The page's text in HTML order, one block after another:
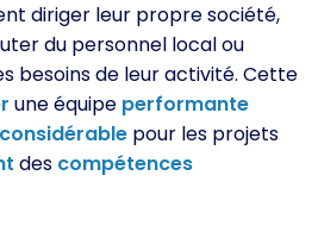
diriger leur propre société,
du personnel local ou
besoins de leur activité. Cette
une équipe performante
considérable pour les projets
des compétences